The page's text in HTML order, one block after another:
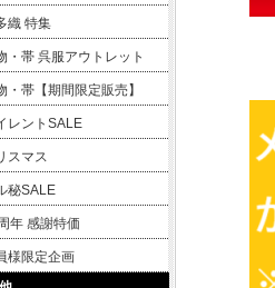
織 特集
・帯 呉服アウトレット
・帯【期間限定販売】
レントSALE
スマス
秘SALE
年 感謝特価
様限定企画